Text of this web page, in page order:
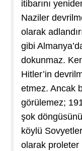
itibarını
Naziler
olarak
gibi
dokunmaz.
Hitler’in
etmez. Ancak
görülemez;
şok
köylü
olarak proleter